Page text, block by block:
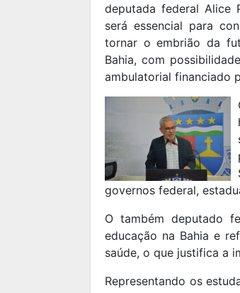
deputada federal Alice
será essencial para
tornar o embrião da
Bahia, com
ambulatorial financiado
governos federal,
O também deputado
educação na Bahia e
saúde, o que justifica a
Representando os